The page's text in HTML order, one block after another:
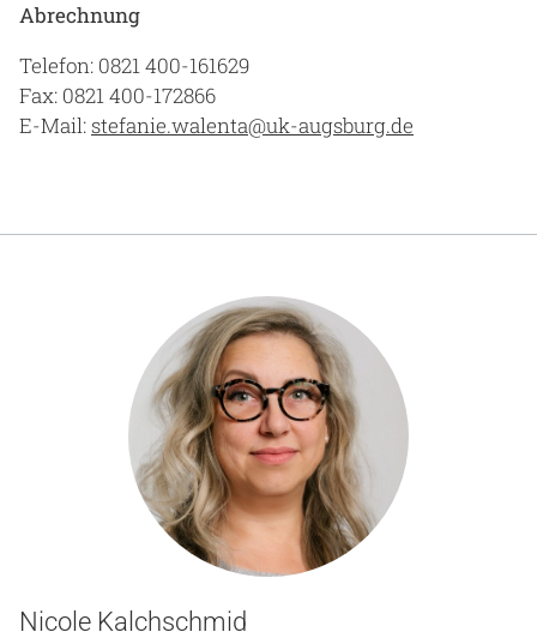
Abrechnung
Telefon: 0821 400-161629
Fax: 0821 400-172866
E-Mail:stefanie.walenta@uk-augsburg.de
Nicole Kalchschmid